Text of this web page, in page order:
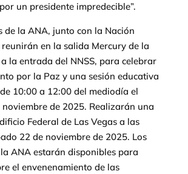
un presidente impredecible”.
de la ANA, junto con la Nación
reunirán en la salida Mercury de la
la entrada del NNSS, para celebrar
por la Paz y una sesión educativa
10:00 a 12:00 del mediodía el
de 2025. Realizarán una
Federal de Las Vegas a las
22 de noviembre de 2025. Los
ANA estarán disponibles para
el envenenamiento de las